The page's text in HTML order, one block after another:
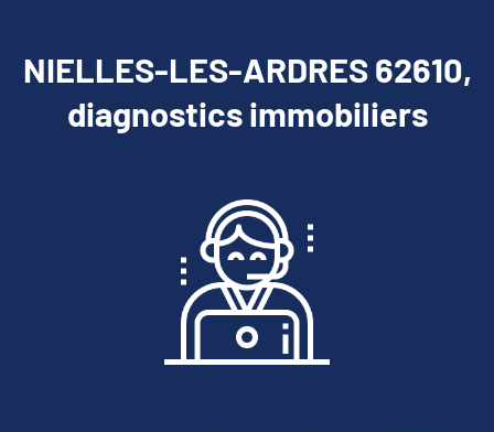
NIELLES-LES-ARDRES 62610,
diagnostics immobiliers